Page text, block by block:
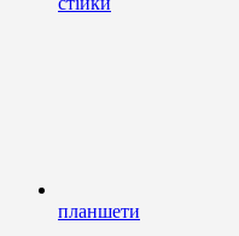
планшети